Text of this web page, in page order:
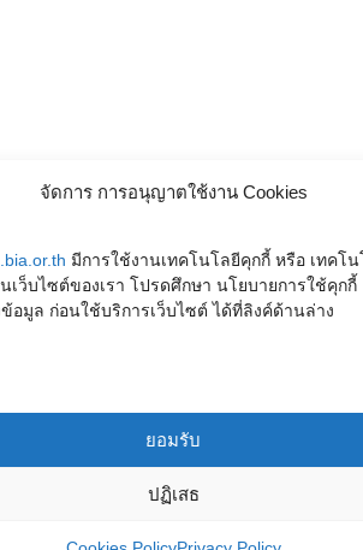
จัดการ การอนุญาตใช้งาน Cookies
มีการใช้งานเทคโนโลยีคุกกี้ หรือ เทคโ
เว็บไซต์ของเรา โปรดศึกษา นโยบายการใช้คุก
อมูล ก่อนใช้บริการเว็บไซต์ ได้ที่ลิงค์ด้านล่าง
ยอมรับ
ปฏิเสธ